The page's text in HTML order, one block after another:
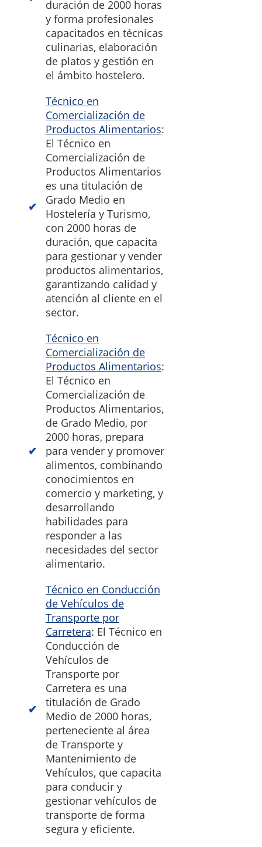
duración de 2000 horas
y forma profesionales
capacitados en técnicas
culinarias, elaboración
de platos y gestión en
el ámbito hostelero.
Técnico en
Comercialización de
Productos Alimentarios:
El Técnico en
Comercialización de
Productos Alimentarios
es una titulación de
Grado Medio en
Hostelería y Turismo,
con 2000 horas de
duración, que capacita
para gestionar y vender
productos alimentarios,
garantizando calidad y
atención al cliente en el
sector.
Técnico en
Comercialización de
Productos Alimentarios:
El Técnico en
Comercialización de
Productos Alimentarios,
de Grado Medio, por
2000 horas, prepara
para vender y promover
alimentos, combinando
conocimientos en
comercio y marketing, y
desarrollando
habilidades para
responder a las
necesidades del sector
alimentario.
Técnico en Conducción
de Vehículos de
Transporte por
Carretera: El Técnico en
Conducción de
Vehículos de
Transporte por
Carretera es una
titulación de Grado
Medio de 2000 horas,
perteneciente al área
de Transporte y
Mantenimiento de
Vehículos, que capacita
para conducir y
gestionar vehículos de
transporte de forma
segura y eficiente.